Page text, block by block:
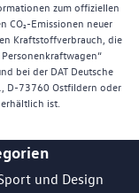
zum offiziellen
CO₂-Emissionen neuer
Kraftstoffverbrauch, die
bei der DAT Deutsche
D-73760 Ostfildern oder
ist.
und Design